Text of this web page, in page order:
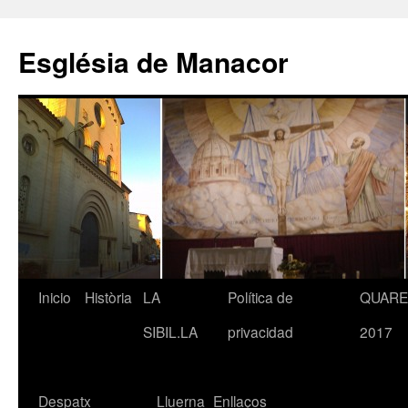
contenido
Església de Manacor
Inicio Història
LA
SIBIL.LA
Política de
privacidad
2017
Despatx Lluerna Enllaços